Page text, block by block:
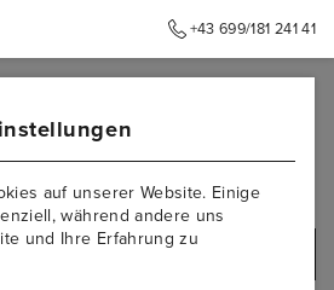
+43 699/181 241 41
auf unserer Website. Einige
während andere uns
und Ihre Erfahrung zu